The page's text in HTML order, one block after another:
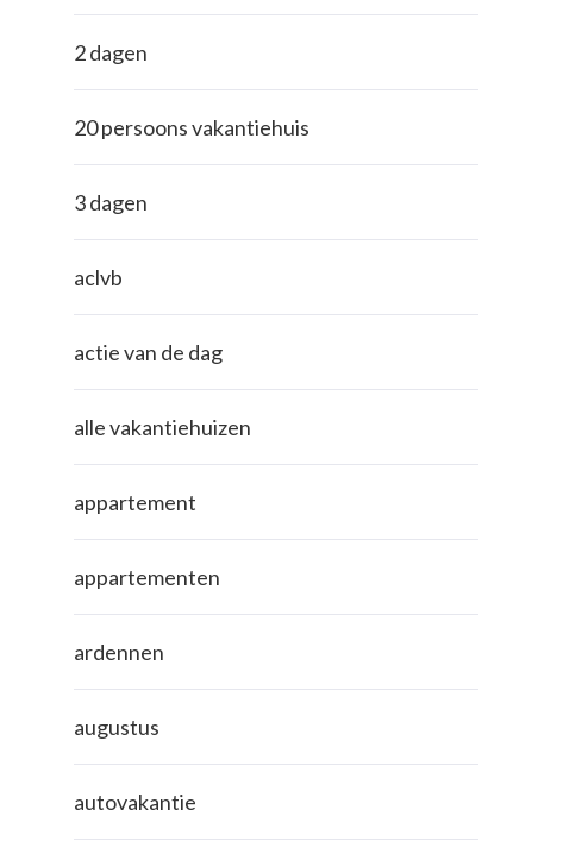
2 dagen
20 persoons vakantiehuis
3 dagen
aclvb
actie van de dag
alle vakantiehuizen
appartement
appartementen
ardennen
augustus
autovakantie